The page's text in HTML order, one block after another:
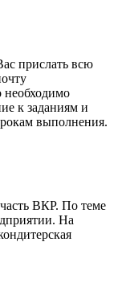
прислать всю
необходимо
к заданиям и
выполнения.
ВКР. По теме
На